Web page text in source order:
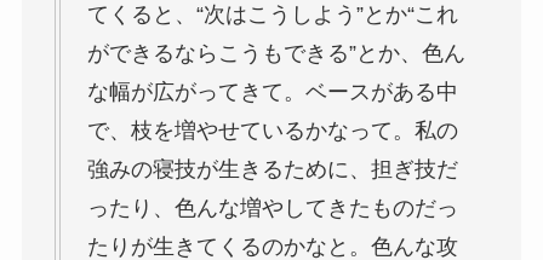
てくると、“次はこうしよう”とか“これ
ができるならこうもできる”とか、色ん
な幅が広がってきて。ベースがある中
で、枝を増やせているかなって。私の
強みの寝技が生きるために、担ぎ技だ
ったり、色んな増やしてきたものだっ
たりが生きてくるのかなと。色んな攻